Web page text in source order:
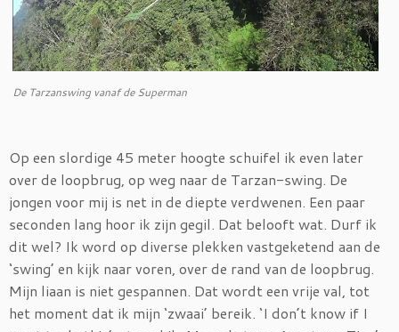
De Tarzanswing vanaf de Superman
Op een slordige 45 meter hoogte schuifel ik even later
over de loopbrug, op weg naar de Tarzan-swing. De
jongen voor mij is net in de diepte verdwenen. Een paar
seconden lang hoor ik zijn gegil. Dat belooft wat. Durf ik
dit wel? Ik word op diverse plekken vastgeketend aan de
‘swing’ en kijk naar voren, over de rand van de loopbrug.
Mijn liaan is niet gespannen. Dat wordt een vrije val, tot
het moment dat ik mijn ‘zwaai’ bereik. ‘I don’t know if I